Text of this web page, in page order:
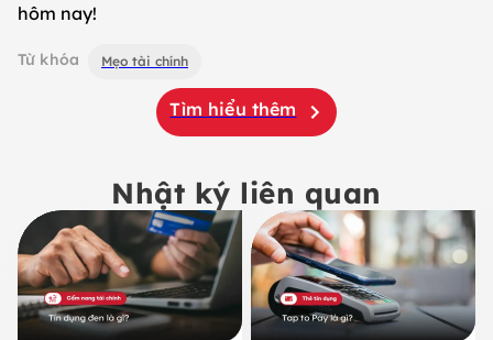
hôm nay!
Từ khóa Mẹo tài chính
Tìm hiểu thêm
Nhật ký liên quan